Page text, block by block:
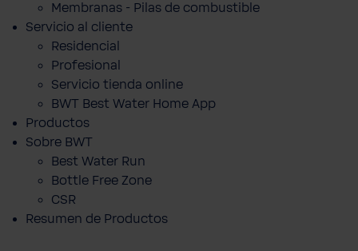
Membranas - Pilas de combustible
Servicio al cliente
Residencial
Profesional
Servicio tienda online
BWT Best Water Home App
Productos
Sobre BWT
Best Water Run
Bottle Free Zone
CSR
Resumen de Productos